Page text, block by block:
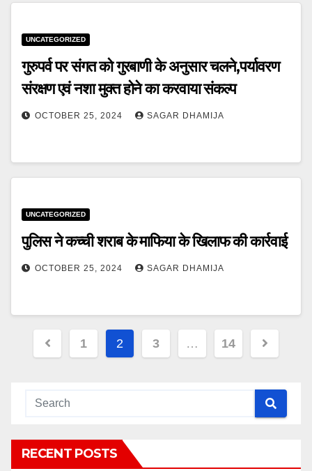
UNCATEGORIZED
गुरुपर्व पर संगत को गुरबाणी के अनुसार चलने,पर्यावरण
संरक्षण एवं नशा मुक्त होने का करवाया संकल्प
OCTOBER 25, 2024 SAGAR DHAMIJA
UNCATEGORIZED
पुलिस ने कच्ची शराब के माफिया के खिलाफ की कार्रवाई
OCTOBER 25, 2024 SAGAR DHAMIJA
Posts
1 2 3 … 14
RECENT POSTS